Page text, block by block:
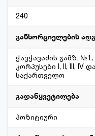
240
განხორციელების
ჭავჭავაძის გამზ.
კორპუსები I, II, III, IV
საქართველო
გადაწყვეტილება
პოზიტიური